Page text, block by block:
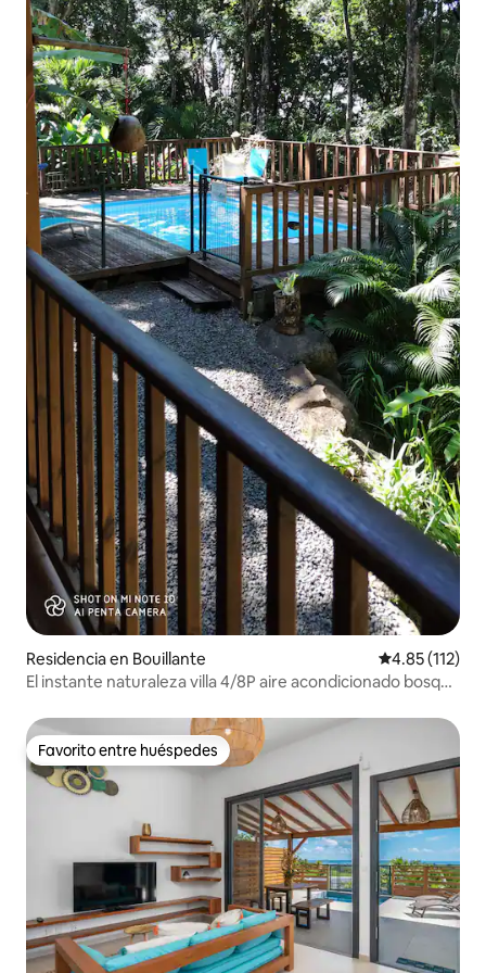
Residencia en Bouillante Calificación
4.85 (112)
El instante naturaleza villa 4/8P aire acondicionado bosque
Favorito entre huéspedes
Favorito entre huéspedes